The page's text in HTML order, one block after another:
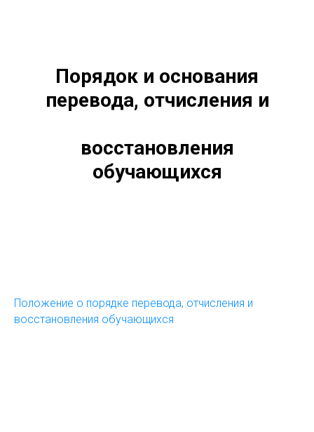
Порядок и основания
перевода, отчисления и
восстановления
обучающихся
Положение о порядке перевода, отчисления и
восстановления обучающихся